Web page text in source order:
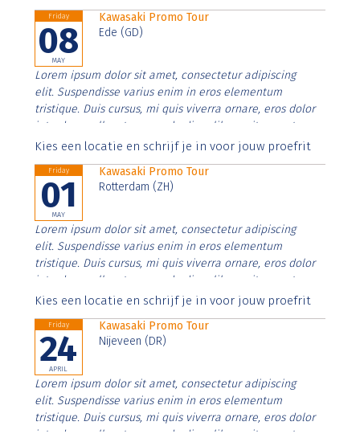
Friday
08
MAY
Kawasaki Promo Tour
Ede (GD)
Lorem ipsum dolor sit amet, consectetur adipiscing
elit. Suspendisse varius enim in eros elementum
tristique. Duis cursus, mi quis viverra ornare, eros dolor
interdum nulla, ut commodo diam libero vitae erat.
Aenean faucibus nibh et justo cursus id rutrum lorem
Kies een locatie en schrijf je in voor jouw proefrit
Friday
01
MAY
Kawasaki Promo Tour
Rotterdam (ZH)
Lorem ipsum dolor sit amet, consectetur adipiscing
elit. Suspendisse varius enim in eros elementum
tristique. Duis cursus, mi quis viverra ornare, eros dolor
interdum nulla, ut commodo diam libero vitae erat.
Aenean faucibus nibh et justo cursus id rutrum lorem
Kies een locatie en schrijf je in voor jouw proefrit
Friday
24
APRIL
Kawasaki Promo Tour
Nijeveen (DR)
Lorem ipsum dolor sit amet, consectetur adipiscing
elit. Suspendisse varius enim in eros elementum
tristique. Duis cursus, mi quis viverra ornare, eros dolor
interdum nulla, ut commodo diam libero vitae erat.